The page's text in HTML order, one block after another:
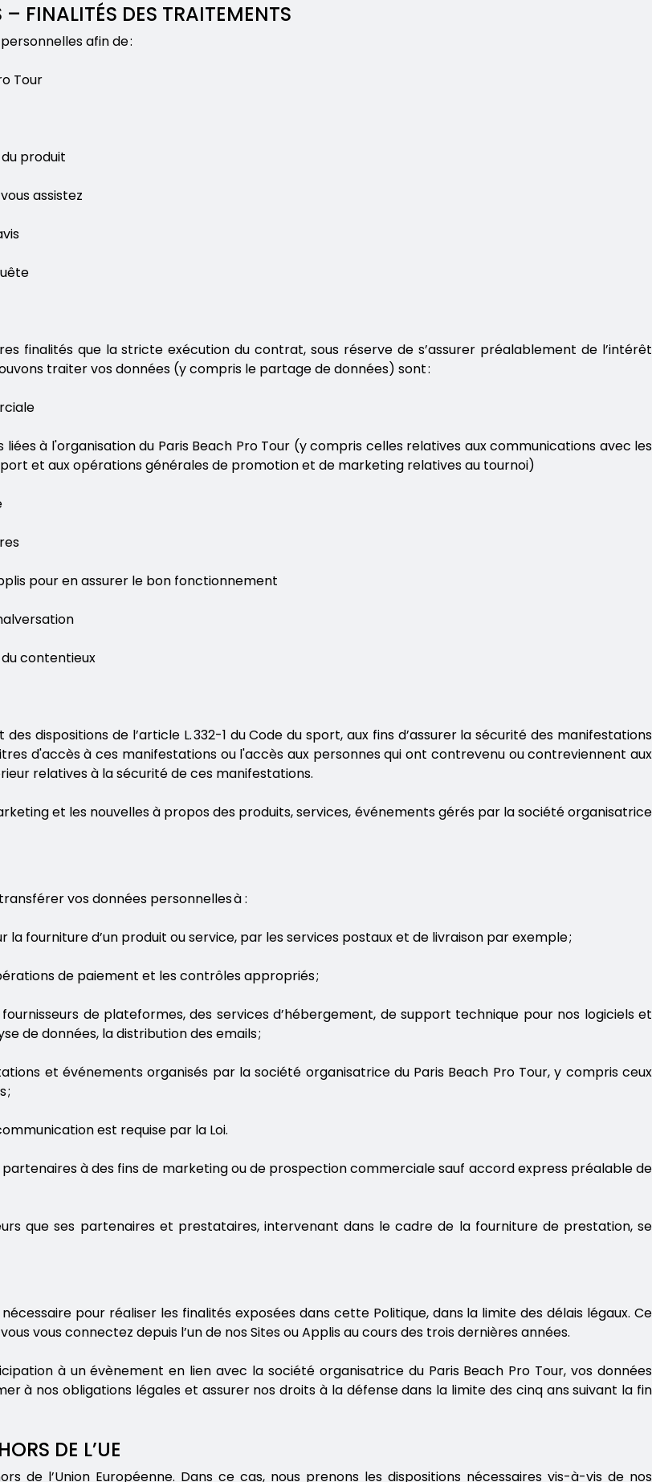
FINALITÉS DES TRAITEMENTS
afin de :
Tour
produit
assistez
finalités que la stricte exécution du contrat, sous réserve de s’assurer préalablement de l’intérêt
traiter vos données (y compris le partage de données) sont :
à l'organisation du Paris Beach Pro Tour (y compris celles relatives aux communications avec les
et aux opérations générales de promotion et de marketing relatives au tournoi)
pour en assurer le bon fonctionnement
contentieux
dispositions de l’article L. 332-1 du Code du sport, aux fins d’assurer la sécurité des manifestations
d'accès à ces manifestations ou l'accès aux personnes qui ont contrevenu ou contreviennent aux
relatives à la sécurité de ces manifestations.
et les nouvelles à propos des produits, services, événements gérés par la société organisatrice
vos données personnelles à :
fourniture d’un produit ou service, par les services postaux et de livraison par exemple ;
de paiement et les contrôles appropriés ;
de plateformes, des services d’hébergement, de support technique pour nos logiciels et
de données, la distribution des emails ;
et événements organisés par la société organisatrice du Paris Beach Pro Tour, y compris ceux
;
est requise par la Loi.
à des fins de marketing ou de prospection commerciale sauf accord express préalable de
que ses partenaires et prestataires, intervenant dans le cadre de la fourniture de prestation, se
pour réaliser les finalités exposées dans cette Politique, dans la limite des délais légaux. Ce
vous connectez depuis l’un de nos Sites ou Applis au cours des trois dernières années.
à un évènement en lien avec la société organisatrice du Paris Beach Pro Tour, vos données
à nos obligations légales et assurer nos droits à la défense dans la limite des cinq ans suivant la fin
DE L’UE
de l’Union Européenne. Dans ce cas, nous prenons les dispositions nécessaires vis-à-vis de nos